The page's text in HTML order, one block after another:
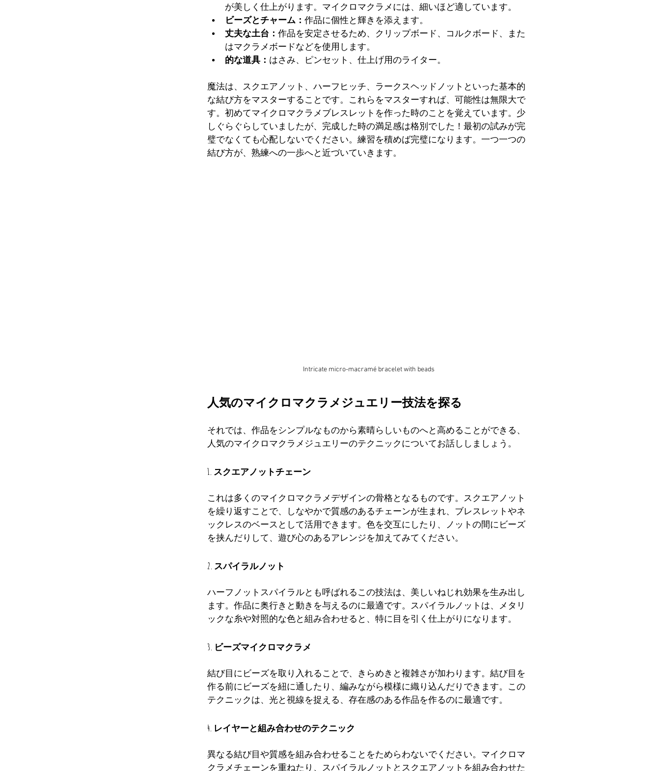
が美しく仕上がります。マイクロマクラメには、細いほど適しています。
ビーズとチャーム： 作品に個性と輝きを添えます。
丈夫な土台： 作品を安定させるため、クリップボード、コルクボード、また
はマクラメボードなどを使用します。
的な道具： はさみ、ピンセット、仕上げ用のライター。
魔法は、スクエアノット、ハーフヒッチ、ラークスヘッドノットといっ​​た基本的
な結び方をマスターすることです。これらをマスターすれば、可能性は無限大で
す。初めてマイクロマクラメブレスレットを作った時のことを覚えています。少
しぐらぐらしていましたが、完成した時の満足感は格別でした！最初の試みが完
璧でなくても心配しないでください。練習を積めば完璧になります。一つ一つの
結び方が、熟練への一歩へと近づいていきます。
Intricate micro-macramé bracelet with beads
人気のマイクロマクラメジュエリー技法を探る
それでは、作品をシンプルなものから素晴らしいものへと高めることができる、
人気のマイクロマクラメジュエリーのテクニックについてお話ししましょう。
1. スクエアノットチェーン
これは多くのマイクロマクラメデザインの骨格となるものです。スクエアノット
を繰り返すことで、しなやかで質感のあるチェーンが生まれ、ブレスレットやネ
ックレスのベースとして活用できます。色を交互にしたり、ノットの間にビーズ
を挟んだりして、遊び心のあるアレンジを加えてみてください。
2. スパイラルノット
ハーフノットスパイラルとも呼ばれるこの技法は、美しいねじれ効果を生み出し
ます。作品に奥行きと動きを与えるのに最適です。スパイラルノットは、メタリ
ックな糸や対照的な色と組み合わせると、特に目を引く仕上がりになります。
3. ビーズマイクロマクラメ
結び目にビーズを取り入れることで、きらめきと複雑さが加わります。結び目を
作る前にビーズを紐に通したり、編みながら模様に織り込んだりできます。この
テクニックは、光と視線を捉える、存在感のある作品を作るのに最適です。
4. レイヤーと組み合わせのテクニック
異なる結び目や質感を組み合わせることをためらわないでください。マイクロマ
クラメチェーンを重ねたり、スパイラルノットとスクエアノットを組み合わせた